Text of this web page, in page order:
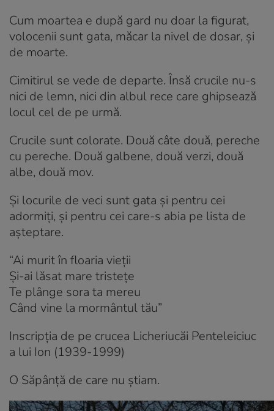
Cum moartea e după gard nu doar la figurat,
volocenii sunt gata, măcar la nivel de dosar, și
de moarte.
Cimitirul se vede de departe. Însă crucile nu-s
nici de lemn, nici din albul rece care ghipsează
locul cel de pe urmă.
Crucile sunt colorate. Două câte două, pereche
cu pereche. Două galbene, două verzi, două
albe, două mov.
Și locurile de veci sunt gata și pentru cei
adormiți, și pentru cei care-s abia pe lista de
așteptare.
“Ai murit în floaria vieții
Și-ai lăsat mare tristețe
Te plânge sora ta mereu
Când vine la mormântul tău”
Inscripția de pe crucea Licheriucăi Penteleiciuc
a lui Ion (1939-1999)
O Săpânță de care nu știam.